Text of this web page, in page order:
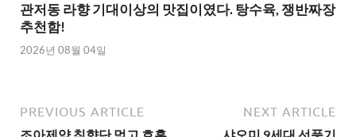
관저동 라향 기대이상의 맛집이였다. 탕수육, 쟁반짜장
추천함!
2026년 08월 04일
PREVIOUS ARTICLE NEXT ARTICLE